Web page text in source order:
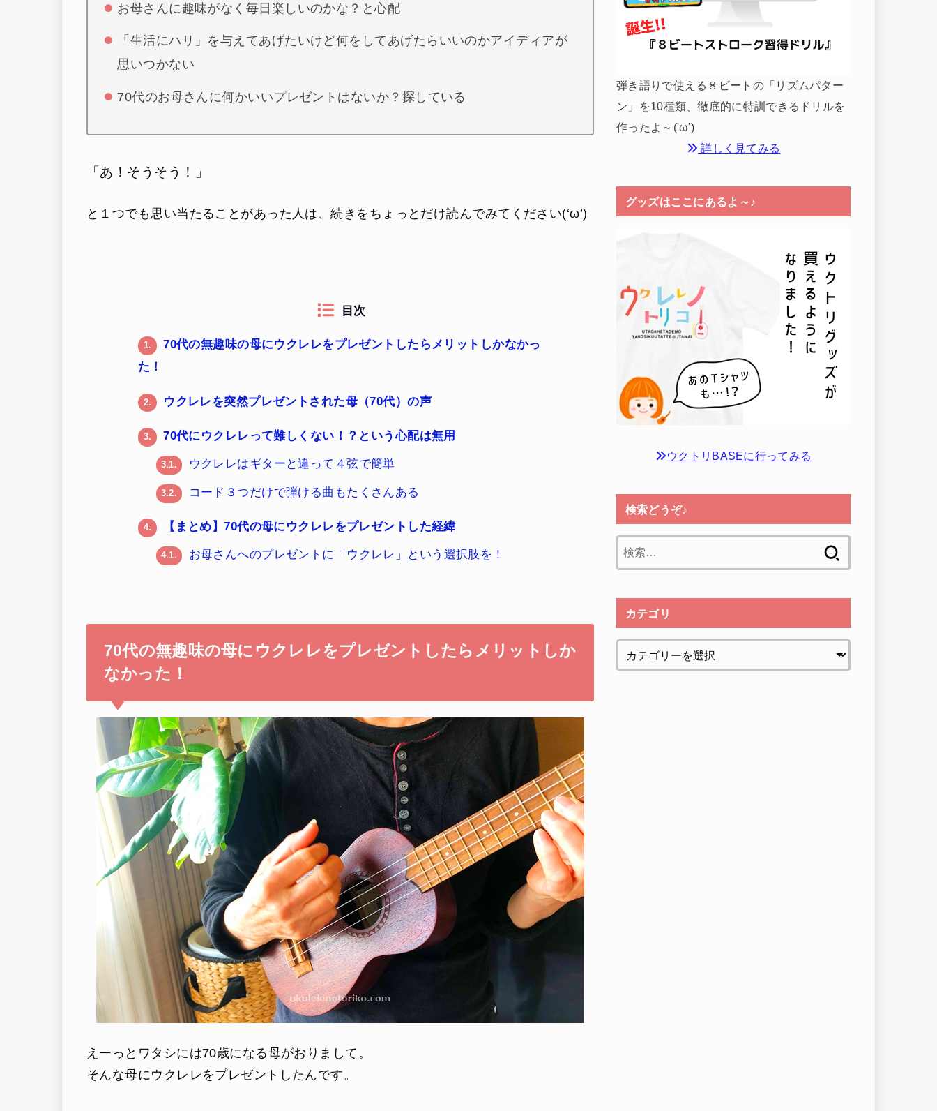
お母さんに趣味がなく毎日楽しいのかな？と心配
「生活にハリ」を与えてあげたいけど何をしてあげたらいいのかアイディアが
思いつかない
70代のお母さんに何かいいプレゼントはないか？探している
「あ！そうそう！」
と１つでも思い当たることがあった人は、続きをちょっとだけ読んでみてください(‘ω’)
目次
1.
70代の無趣味の母にウクレレをプレゼントしたらメリットしかなかっ
た！
2. ウクレレを突然プレゼントされた母（70代）の声
3. 70代にウクレレって難しくない！？という心配は無用
3.1. ウクレレはギターと違って４弦で簡単
3.2. コード３つだけで弾ける曲もたくさんある
4. 【まとめ】70代の母にウクレレをプレゼントした経緯
4.1. お母さんへのプレゼントに「ウクレレ」という選択肢を！
70代の無趣味の母にウクレレをプレゼントしたらメリットしか
なかった！
えーっとワタシには70歳になる母がおりまして。
そんな母にウクレレをプレゼントしたんです。
弾き語りで使える８ビートの「リズムパター
ン」を10種類、徹底的に特訓できるドリルを
作ったよ～('ω')
詳しく見てみる
グッズはここにあるよ～♪
ウクトリBASEに行ってみる
検索どうぞ♪
索:
カテゴリ